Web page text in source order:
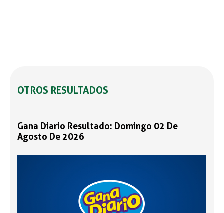
OTROS RESULTADOS
Gana Diario Resultado: Domingo 02 De
Agosto De 2026